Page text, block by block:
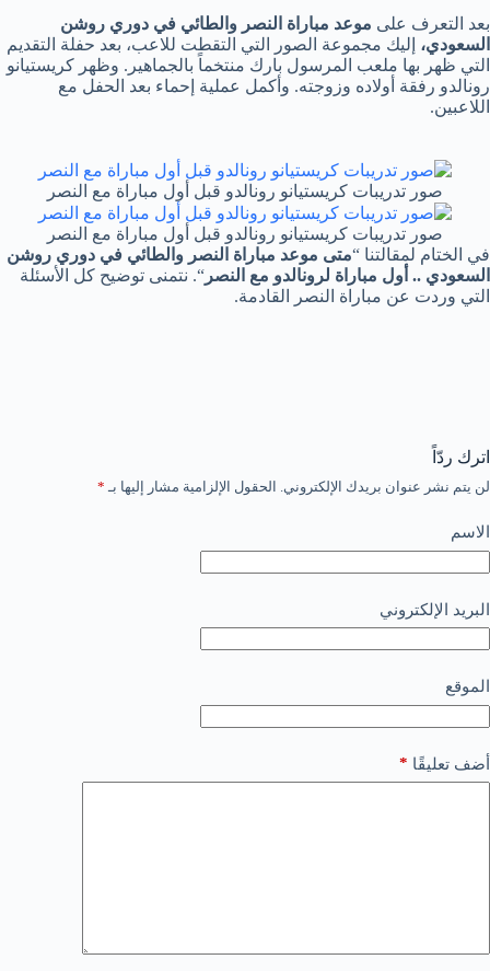
بعد التعرف على موعد مباراة النصر والطائي في دوري روشن
السعودي، إليك مجموعة الصور التي التقطت للاعب، بعد حفلة التقديم
التي ظهر بها ملعب المرسول بارك منتخماً بالجماهير. وظهر كريستيانو
رونالدو رفقة أولاده وزوجته. وأكمل عملية إحماء بعد الحفل مع
اللاعبين.
صور تدريبات كريستيانو رونالدو قبل أول مباراة مع النصر
صور تدريبات كريستيانو رونالدو قبل أول مباراة مع النصر
في الختام لمقالتنا “متى موعد مباراة النصر والطائي في دوري روشن
السعودي .. أول مباراة لرونالدو مع النصر “. نتمنى توضيح كل الأسئلة
التي وردت عن مباراة النصر القادمة.
اترك ردّاً
لن يتم نشر عنوان بريدك الإلكتروني. الحقول الإلزامية مشار إليها بـ *
الاسم
البريد الإلكتروني
الموقع
أضف تعليقًا *